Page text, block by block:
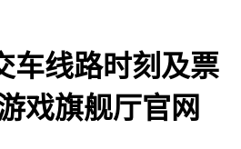
车线路时刻及票
戏旗舰厅官网